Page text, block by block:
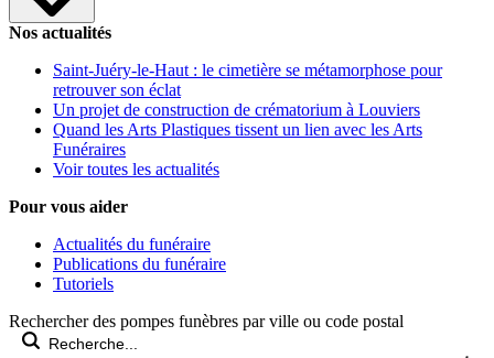
Nos actualités
Saint-Juéry-le-Haut : le cimetière se métamorphose pour
retrouver son éclat
Un projet de construction de crématorium à Louviers
Quand les Arts Plastiques tissent un lien avec les Arts
Funéraires
Voir toutes les actualités
Pour vous aider
Actualités du funéraire
Publications du funéraire
Tutoriels
Rechercher des pompes funèbres par ville ou code postal